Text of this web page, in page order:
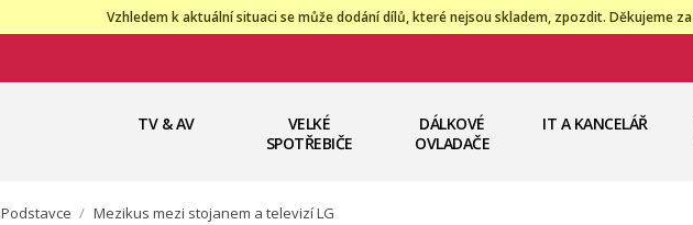
Vzhledem k aktuální situaci se může dodání dílů, které nejsou skladem, zpozdit. Děkujeme
TV & AV
VELKÉ
SPOTŘEBIČE
DÁLKOVÉ
OVLADAČE
IT A KANCELÁŘ
Podstavce / Mezikus mezi stojanem a televizí LG